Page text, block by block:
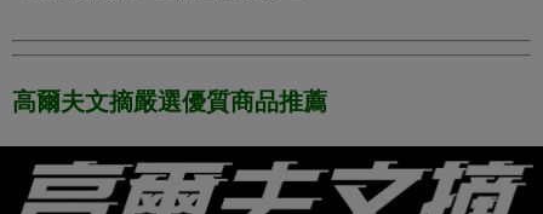
高爾夫文摘嚴選優質商品推薦